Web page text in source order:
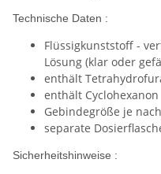
Technische Daten :
Flüssigkunststoff -
Lösung (klar oder
enthält
enthält Cyclohexanon
Gebindegröße je
separate
Sicherheitshinweise :